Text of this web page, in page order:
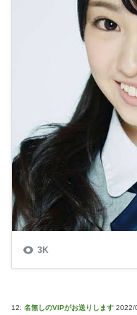
12: 名無しのVIPがお送りします 2022/